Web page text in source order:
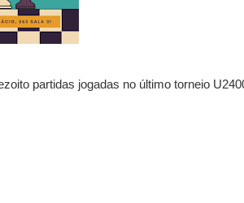
partidas jogadas no último torneio